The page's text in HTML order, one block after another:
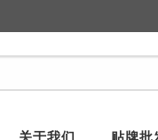
关于我们 贴牌批